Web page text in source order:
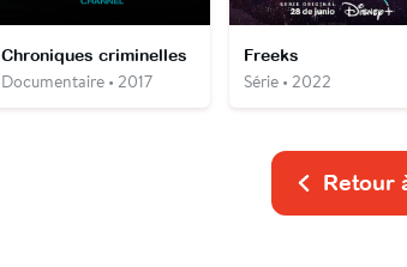
Chroniques criminelles
Documentaire • 2017
Freeks
Série • 2022
Retour